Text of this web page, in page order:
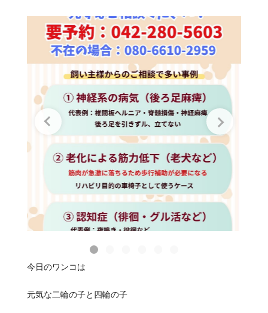
今日のワンコは
元気な二輪の子と四輪の子